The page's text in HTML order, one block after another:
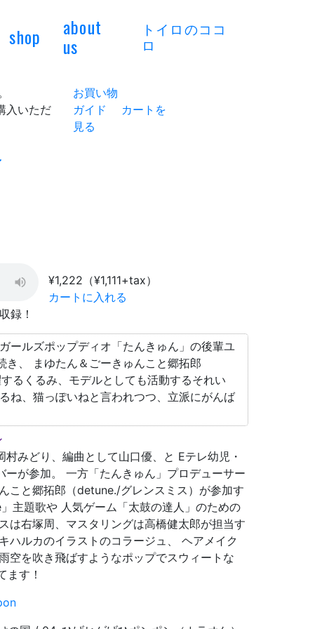
shop about
us
トイロのココ
ロ
入いただ
お買い物
ガイド
カートを
見る
¥1,222 （¥1,111+tax）
カートに入れる
録！
ールズポップディオ「たんきゅん」の後輩ユ
、 まゆたん＆ごーきゅんこと郷拓郎
るくるみ、モデルとしても活動するそれい
ね、猫っぽいねと言われつつ、立派にがんば
みどり、編曲として山口優、と Eテレ幼児・
が参加。 一方「たんきゅん」プロデューサー
こと郷拓郎（detune./グレンスミス）が参加す
主題歌や 人気ゲーム「太鼓の達人」のための
は右塚周、マスタリングは高橋健太郎が担当す
ハルカのイラストのコラージュ、 ヘアメイク
空を吹き飛ばすようなポップでスウィートな
す！